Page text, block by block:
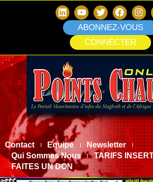
ABONNEZ-VOUS
CONNECTER
Contact Equipe
Newsletter
Qui Sommes Nous
TARIFS
FAITES UN DON